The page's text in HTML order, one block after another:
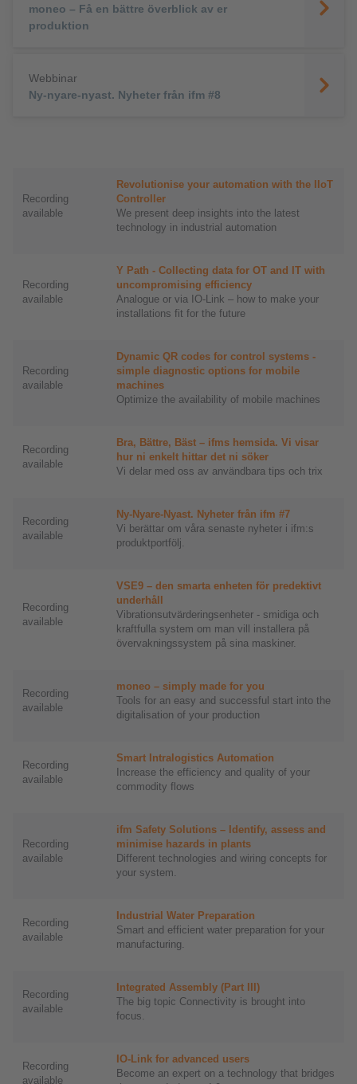
moneo – Få en bättre överblick av er
produktion
Webbinar
Ny-nyare-nyast. Nyheter från ifm #8
Recording
available
Revolutionise your automation with the IIoT
Controller
We present deep insights into the latest
technology in industrial automation
Recording
available
Y Path - Collecting data for OT and IT with
uncompromising efficiency
Analogue or via IO-Link – how to make your
installations fit for the future
Recording
available
Dynamic QR codes for control systems -
simple diagnostic options for mobile
machines
Optimize the availability of mobile machines
Recording
available
Bra, Bättre, Bäst – ifms hemsida. Vi visar
hur ni enkelt hittar det ni söker
Vi delar med oss av användbara tips och trix
Recording
available
Ny-Nyare-Nyast. Nyheter från ifm #7
Vi berättar om våra senaste nyheter i ifm:s
produktportfölj.
Recording
available
VSE9 – den smarta enheten för predektivt
underhåll
Vibrationsutvärderingsenheter - smidiga och
kraftfulla system om man vill installera på
övervakningssystem på sina maskiner.
Recording
available
moneo – simply made for you
Tools for an easy and successful start into the
digitalisation of your production
Recording
available
Smart Intralogistics Automation
Increase the efficiency and quality of your
commodity flows
Recording
available
ifm Safety Solutions – Identify, assess and
minimise hazards in plants
Different technologies and wiring concepts for
your system.
Recording
available
Industrial Water Preparation
Smart and efficient water preparation for your
manufacturing.
Recording
available
Integrated Assembly (Part III)
The big topic Connectivity is brought into
focus.
Recording
available
IO-Link for advanced users
Become an expert on a technology that bridges